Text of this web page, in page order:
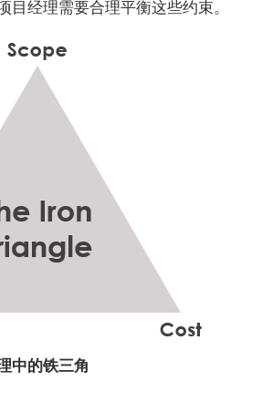
目经理需要合理平衡这些约束。
中的铁三角